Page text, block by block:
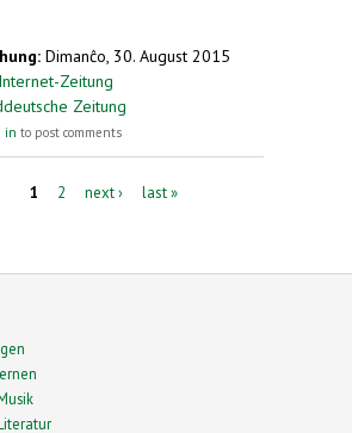
is external)
Dimanĉo, 30. August 2015
Internet-Zeitung
Zeitung
Verstehen und Verständnis
in to post comments
1 2 next › last »